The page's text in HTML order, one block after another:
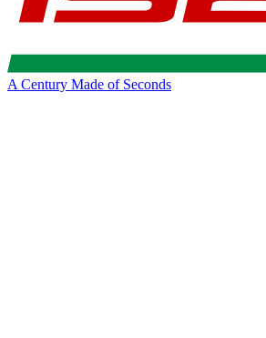
A Century Made of Seconds